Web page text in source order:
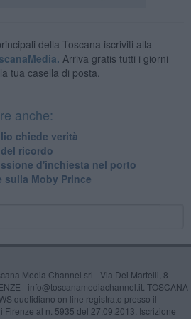
della Toscana iscriviti alla
Arriva gratis tutti i giorni
tua casella di posta.
anche:
chiede verità
ricordo
d'inchiesta nel porto
Moby Prince
Media Channel srl - Via Dei Martelli, 8 -
- info@toscanamediachannel.it. TOSCANA
quotidiano on line registrato presso il
Firenze al n. 5935 del 27.09.2013. Iscrizione